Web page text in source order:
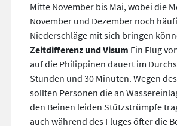
Mitte November bis Mai, wobei die
November und Dezember noch
Niederschläge mit sich bringen
Zeitdifferenz und Visum Ein Flug
auf die Philippinen dauert im
Stunden und 30 Minuten. Wegen
sollten Personen die an
den Beinen leiden Stützstrümpfe
auch während des Fluges öfter die